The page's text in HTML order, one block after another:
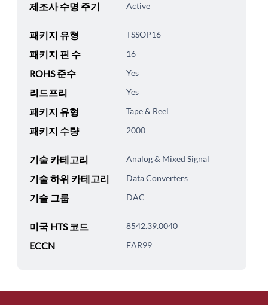
제조사 수명 주기 Active
패키지 유형 TSSOP16
패키지 핀 수 16
ROHS 준수 Yes
리드프리 Yes
패키지 유형 Tape & Reel
패키지 수량 2000
기술 카테고리 Analog & Mixed Signal
기술 하위 카테고리 Data Converters
기술 그룹 DAC
미국 HTS 코드 8542.39.0040
ECCN EAR99